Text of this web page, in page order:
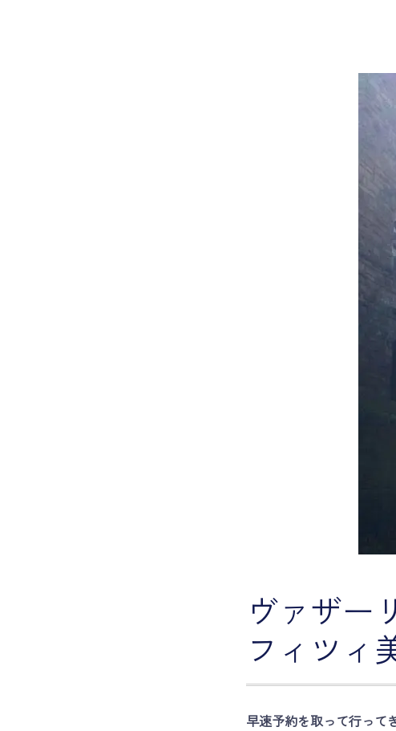
ヴァザー
フィツィ
早速予約を取って行って